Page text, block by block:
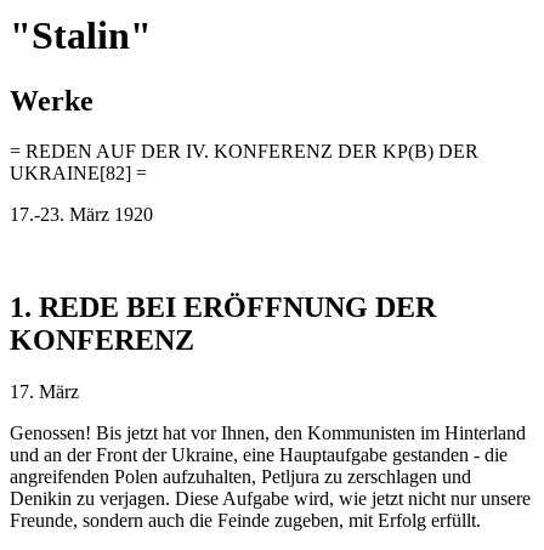
"Stalin"
Werke
= REDEN AUF DER IV. KONFERENZ DER KP(B) DER
UKRAINE[82] =
17.-23. März 1920
1. REDE BEI ERÖFFNUNG DER
KONFERENZ
17. März
Genossen! Bis jetzt hat vor Ihnen, den Kommunisten im Hinterland
und an der Front der Ukraine, eine Hauptaufgabe gestanden - die
angreifenden Polen aufzuhalten, Petljura zu zerschlagen und
Denikin zu verjagen. Diese Aufgabe wird, wie jetzt nicht nur unsere
Freunde, sondern auch die Feinde zugeben, mit Erfolg erfüllt.